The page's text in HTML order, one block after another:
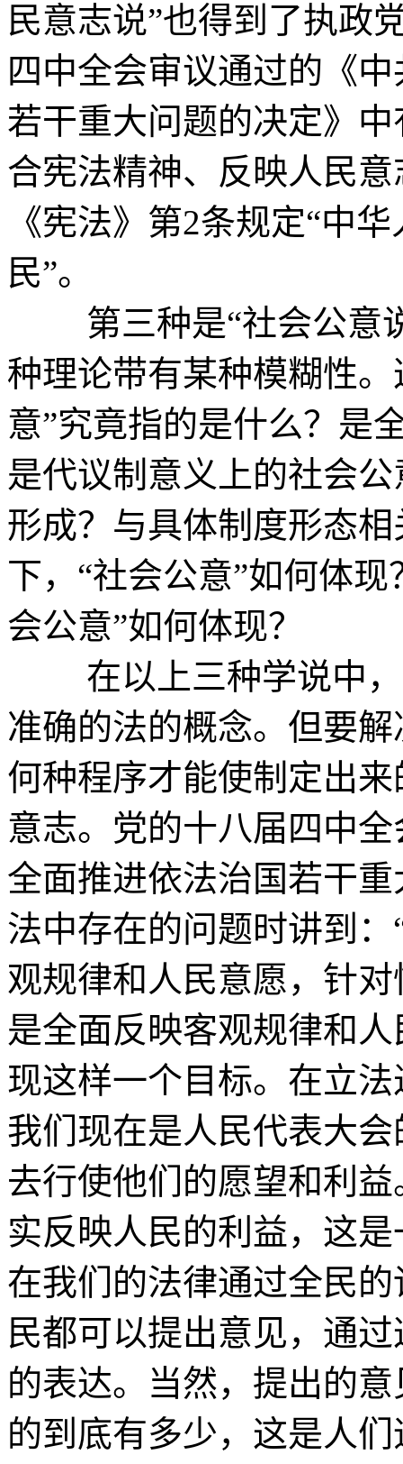
民意志说”也得到了执政
四中全会审议通过的《
若干重大问题的决定》
合宪法精神、反映人民
《宪法》第2条规定“中
民”。
第三种是“社会公意说
种理论带有某种模糊性
意”究竟指的是什么？是
是代议制意义上的社会
形成？与具体制度形态
下，“社会公意”如何体
会公意”如何体现？
在以上三种学说中，“
准确的法的概念。但要
何种程序才能使制定出
意志。党的十八届四中
全面推进依法治国若干
法中存在的问题时讲到
观规律和人民意愿，针
是全面反映客观规律和
现这样一个目标。在立
我们现在是人民代表大
去行使他们的愿望和利
实反映人民的利益，这
在我们的法律通过全民
民都可以提出意见，通
的表达。当然，提出的
的到底有多少，这是人